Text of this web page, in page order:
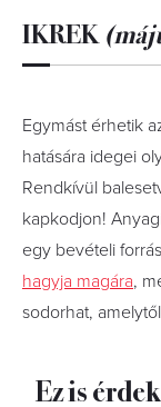
IKREK
Egymást érhetik
hatására idegei
Rendkívül
kapkodjon!
egy bevételi
hagyja magára,
sodorhat,
Ez is